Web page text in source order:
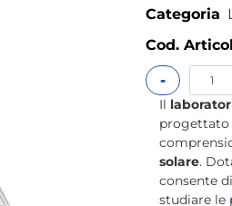
Categoria
Cod.
Quantità
Il
progettato
solare.
consente
studiare le